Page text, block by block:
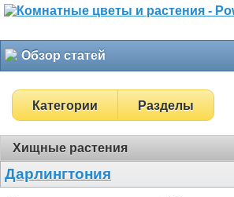
Обзор статей
Категории Разделы
Хищные растения
Дарлингтония